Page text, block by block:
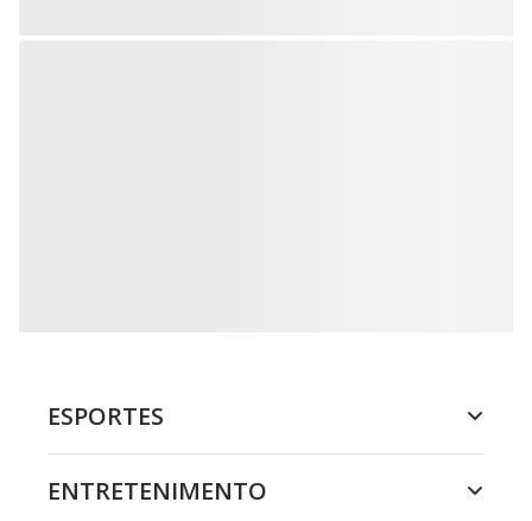
ESPORTES
ENTRETENIMENTO